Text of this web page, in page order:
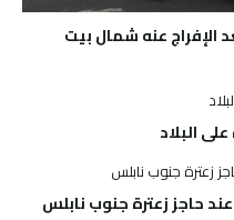
الإفراج عنه شمال بيت
البلاد
حاجز زعترة جنوب نابلس